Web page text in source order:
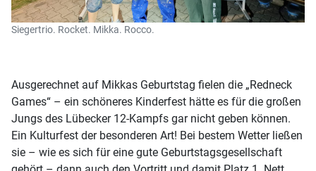
Siegertrio. Rocket. Mikka. Rocco.
Ausgerechnet auf Mikkas Geburtstag fielen die „Redneck
Games“ – ein schöneres Kinderfest hätte es für die großen
Jungs des Lübecker 12-Kampfs gar nicht geben können.
Ein Kulturfest der besonderen Art! Bei bestem Wetter ließen
sie – wie es sich für eine gute Geburtstagsgesellschaft